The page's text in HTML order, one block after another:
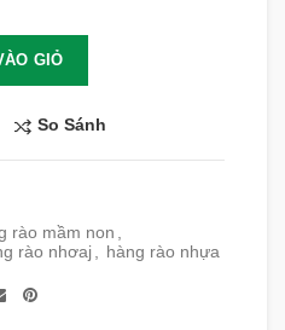
GIỎ
So Sánh
rào mầm non
rào nhơaj hàng rào nhựa